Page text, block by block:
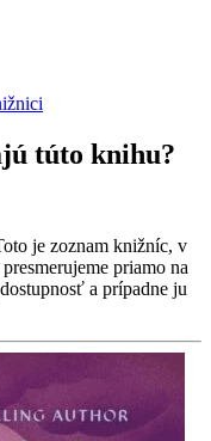
túto knihu?
je zoznam knižníc, v
priamo na
a prípadne ju